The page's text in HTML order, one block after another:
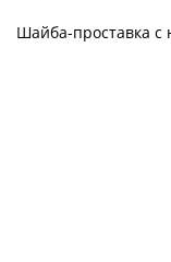
Шайба-проставка с